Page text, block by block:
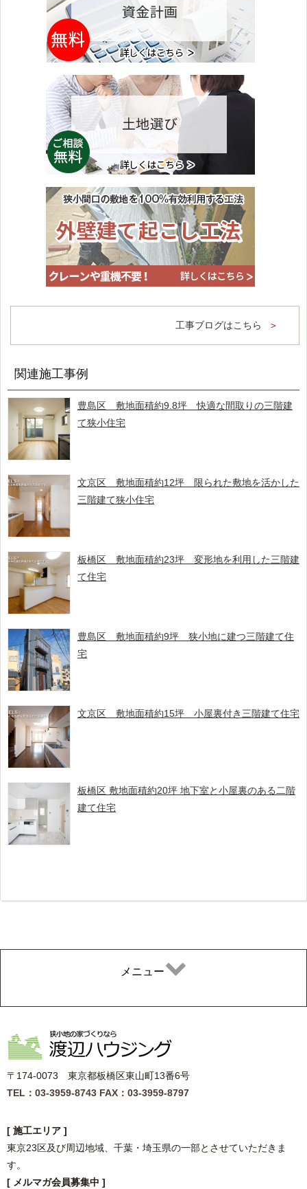
工事ブログはこちら
関連施工事例
豊島区 敷地面積約9.8坪 快適な間取りの三階建
て狭小住宅
文京区 敷地面積約12坪 限られた敷地を活かした
三階建て狭小住宅
板橋区 敷地面積約23坪 変形地を利用した三階建
て住宅
豊島区 敷地面積約9坪 狭小地に建つ三階建て住
宅
文京区 敷地面積約15坪 小屋裏付き三階建て住宅
板橋区 敷地面積約20坪 地下室と小屋裏のある二階
建て住宅
メニュー
〒174-0073 東京都板橋区東山町13番6号
TEL：03-3959-8743 FAX：03-3959-8797
[ 施工エリア ]
東京23区及び周辺地域、千葉・埼玉県の一部とさせていただきま
す。
[ メルマガ会員募集中 ]